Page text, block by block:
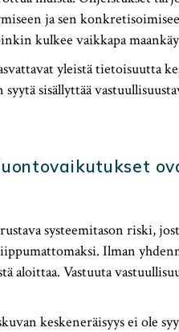
ja sen
kulkee vaikkapa
yleistä tietoisuutta
sisällyttää
systeemitason riski,
Ilman
aloittaa. Vastuuta
keskeneräisyys ei ole